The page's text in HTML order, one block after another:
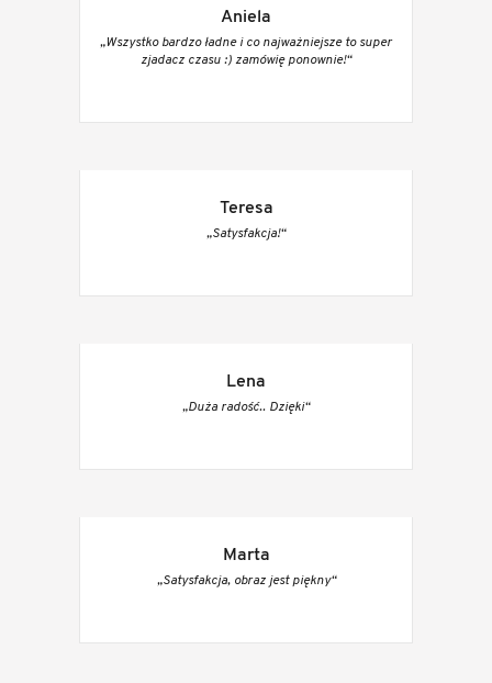
Aniela
„Wszystko bardzo ładne i co najważniejsze to super
zjadacz czasu :) zamówię ponownie!“
Teresa
„Satysfakcja!“
Lena
„Duża radość.. Dzięki“
Marta
„Satysfakcja, obraz jest piękny“